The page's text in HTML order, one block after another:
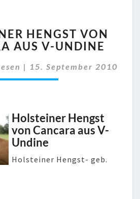
HENGST
VON
AUS
V-
HENGST VON
AUS V-UNDINE
| 15. September 2010
Holsteiner Hengst
von Cancara aus V-
Undine
Holsteiner Hengst- geb.